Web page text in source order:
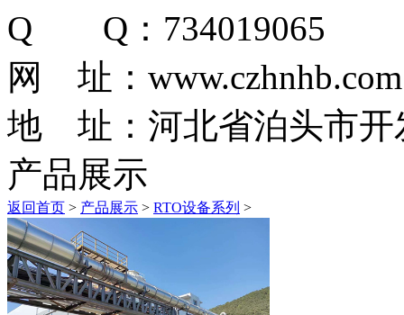
Q Q：734019065
网 址：www.czhnhb.com
地 址：河北省泊头市开
产品展示
返回首页 > 产品展示 > RTO设备系列 >